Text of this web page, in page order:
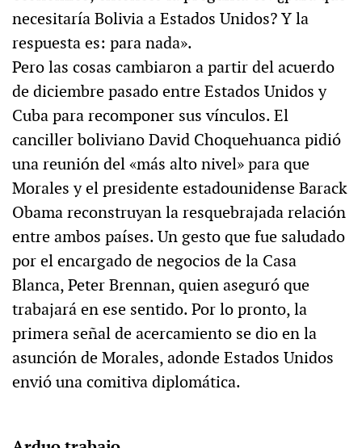
necesitaría Bolivia a Estados Unidos? Y la
respuesta es: para nada».
Pero las cosas cambiaron a partir del acuerdo
de diciembre pasado entre Estados Unidos y
Cuba para recomponer sus vínculos. El
canciller boliviano David Choquehuanca pidió
una reunión del «más alto nivel» para que
Morales y el presidente estadounidense Barack
Obama reconstruyan la resquebrajada relación
entre ambos países. Un gesto que fue saludado
por el encargado de negocios de la Casa
Blanca, Peter Brennan, quien aseguró que
trabajará en ese sentido. Por lo pronto, la
primera señal de acercamiento se dio en la
asunción de Morales, adonde Estados Unidos
envió una comitiva diplomática.